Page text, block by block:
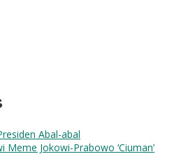
Abal-abal
Meme Jokowi-Prabowo ‘Ciuman’